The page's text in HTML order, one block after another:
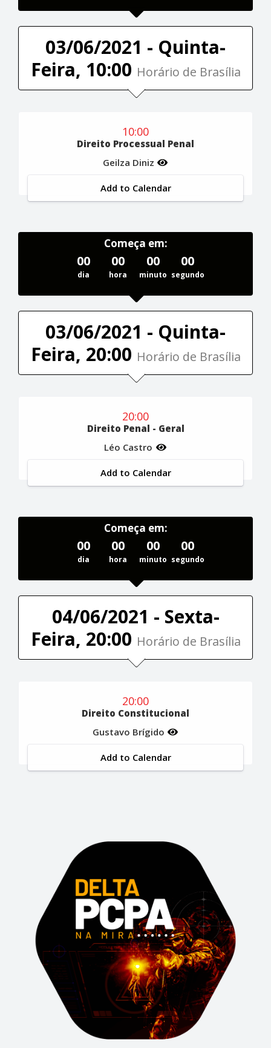
03/06/2021 - Quinta-
Feira, 10:00 Horário de Brasília
10:00
Direito Processual Penal
Geilza Diniz
Add to Calendar
Começa em:
00
dia
00
hora
00
minuto
00
segundo
03/06/2021 - Quinta-
Feira, 20:00 Horário de Brasília
20:00
Direito Penal - Geral
Léo Castro
Add to Calendar
Começa em:
00
dia
00
hora
00
minuto
00
segundo
04/06/2021 - Sexta-
Feira, 20:00 Horário de Brasília
20:00
Direito Constitucional
Gustavo Brígido
Add to Calendar